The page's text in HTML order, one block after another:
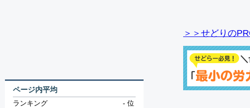
＞＞せどりの
ページ内平均
ランキング -位